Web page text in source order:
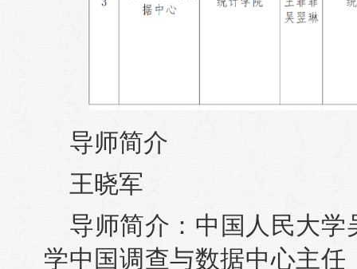
导师简介
王晓军
导师简介：中国人民大
学中国调查与数据中心主